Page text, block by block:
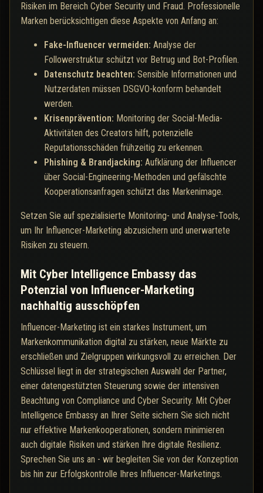
Risiken im Bereich Cyber Security und Fraud. Professionelle
Marken berücksichtigen diese Aspekte von Anfang an:
Fake-Influencer vermeiden: Analyse der
Followerstruktur schützt vor Betrug und Bot-Profilen.
Datenschutz beachten: Sensible Informationen und
Nutzerdaten müssen DSGVO-konform behandelt
werden.
Krisenprävention: Monitoring der Social-Media-
Aktivitäten des Creators hilft, potenzielle
Reputationsschäden frühzeitig zu erkennen.
Phishing & Brandjacking: Aufklärung der Influencer
über Social-Engineering-Methoden und gefälschte
Kooperationsanfragen schützt das Markenimage.
Setzen Sie auf spezialisierte Monitoring- und Analyse-Tools,
um Ihr Influencer-Marketing abzusichern und unerwartete
Risiken zu steuern.
Mit Cyber Intelligence Embassy das
Potenzial von Influencer-Marketing
nachhaltig ausschöpfen
Influencer-Marketing ist ein starkes Instrument, um
Markenkommunikation digital zu stärken, neue Märkte zu
erschließen und Zielgruppen wirkungsvoll zu erreichen. Der
Schlüssel liegt in der strategischen Auswahl der Partner,
einer datengestützten Steuerung sowie der intensiven
Beachtung von Compliance und Cyber Security. Mit Cyber
Intelligence Embassy an Ihrer Seite sichern Sie sich nicht
nur effektive Markenkooperationen, sondern minimieren
auch digitale Risiken und stärken Ihre digitale Resilienz.
Sprechen Sie uns an - wir begleiten Sie von der Konzeption
bis hin zur Erfolgskontrolle Ihres Influencer-Marketings.